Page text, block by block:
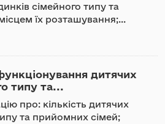
сімейного типу та
їх розташування;...
дитячих
типу та...
про: кількість дитячих
та прийомних сімей;